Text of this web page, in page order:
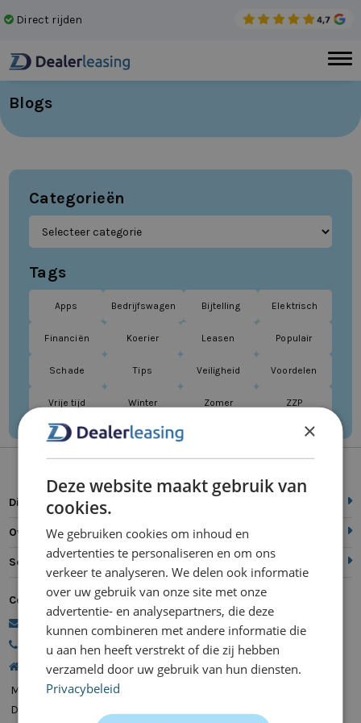
Direct rijden
Blogs
Categorieën
Tags
Apps Bedrijfswagen Bijtelling Elektrisch
Financiën Koerier Leasen Populair
Schade Tips Veiligheid Voordelen
Vrije tijd Winter Zomer ZZP
Direct naar
Over ons
Service
Contact
commercie@dealerleasing.nl
088 700 18 18
Kanaalweg 9, 5721 MZ Asten
Maandag
Dinsdag
×
Deze website maakt gebruik van
cookies.
We gebruiken cookies om inhoud en
advertenties te personaliseren en om ons
verkeer te analyseren. We delen ook informatie
over uw gebruik van onze site met onze
advertentie- en analysepartners, die deze
kunnen combineren met andere informatie die
u aan hen heeft verstrekt of die zij hebben
verzameld door uw gebruik van hun diensten.
Privacybeleid